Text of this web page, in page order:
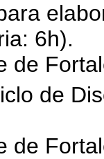
6h).
de
de
de